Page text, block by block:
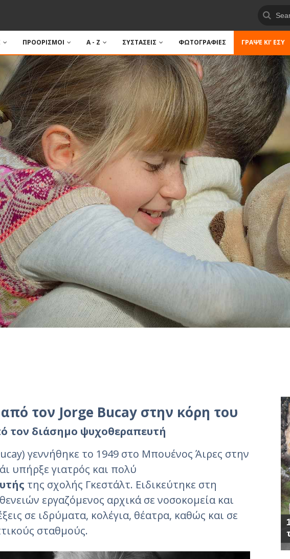
ΠΡΟΟΡΙΣΜΟΙ A - Z ΣΥΣΤΑΣΕΙΣ ΦΩΤΟΓΡΑΦΙΕΣ ΓΡΆΨΕ ΚΙ’ ΕΣΎ
τον Jorge Bucay στην κόρη του
τον διάσημο ψυχοθεραπευτή
γεννήθηκε το 1949 στο Μπουένος Άιρες στην
υπήρξε γιατρός και πολύ
της σχολής Γκεστάλτ. Ειδικεύτηκε στη
εργαζόμενος αρχικά σε νοσοκομεία και
σε ιδρύματα, κολέγια, θέατρα, καθώς και σε
σταθμούς.